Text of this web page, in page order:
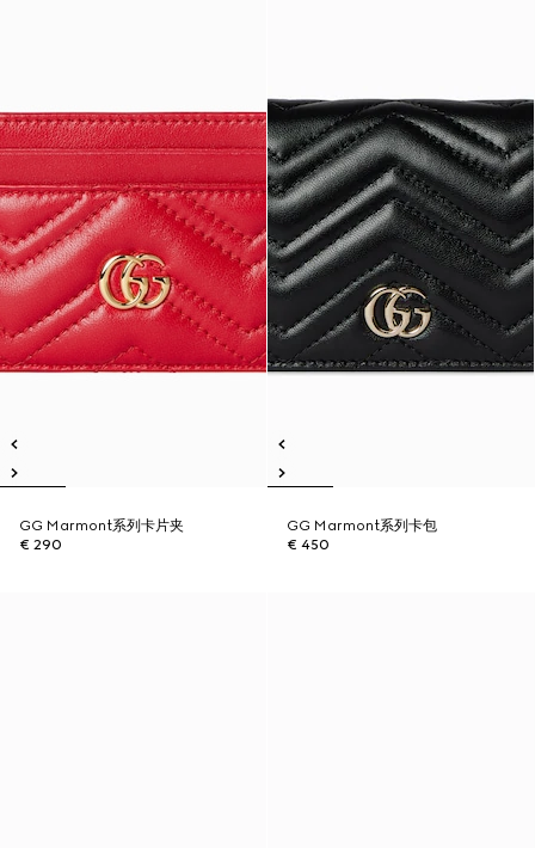
GG Marmont系列卡片夹
€ 290
GG Marmont系列卡包
€ 450